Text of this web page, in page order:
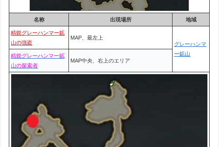
名称 出現場所 地域
精鋭グレーハンマー鉱
山の強盗
MAP、最左上
グレーハンマ
ー鉱山
精鋭グレーハンマー鉱
山の探索者
MAP中央、右上のエリア